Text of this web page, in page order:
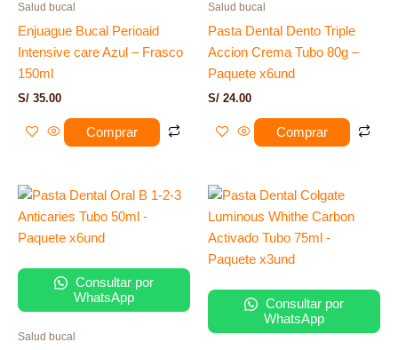
Salud bucal
Enjuague Bucal Perioaid
Intensive care Azul – Frasco
150ml
S/ 35.00
Comprar
Salud bucal
Pasta Dental Dento Triple
Accion Crema Tubo 80g –
Paquete x6und
S/ 24.00
Comprar
Consultar por
WhatsApp
Salud bucal
Consultar por
WhatsApp